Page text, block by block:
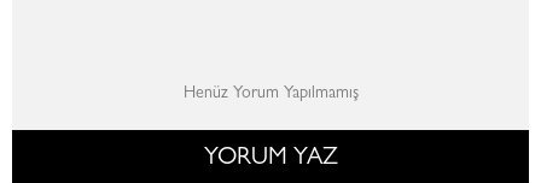
Henüz Yorum Yapılmamış
YORUM YAZ